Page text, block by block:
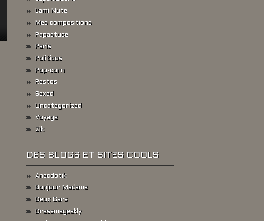
L'ami Nute
Mes compositions
Papastuce
Paris
Politicos
Pop-corn
Restos
Sexed
Uncategorized
Voyage
Zik
DES BLOGS ET SITES COOLS
Anecdotik
Bonjour Madame
Deux Gars
Dressmegeekly